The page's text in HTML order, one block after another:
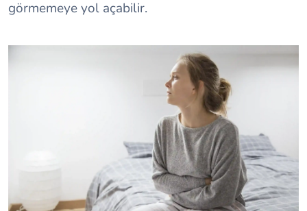
görmemeye yol açabilir.